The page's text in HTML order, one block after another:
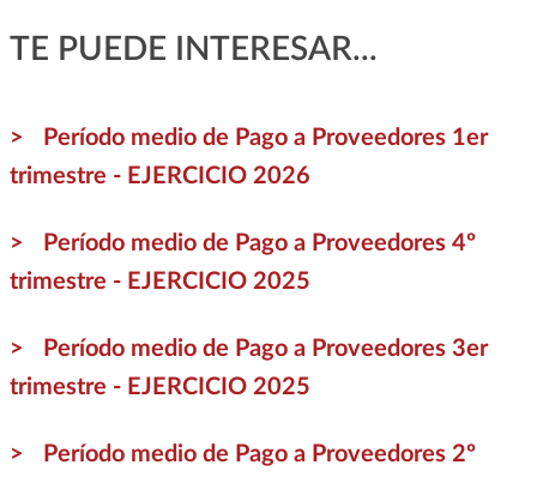
TE PUEDE INTERESAR...
Período medio de Pago a Proveedores 1er
trimestre - EJERCICIO 2026
Período medio de Pago a Proveedores 4º
trimestre - EJERCICIO 2025
Período medio de Pago a Proveedores 3er
trimestre - EJERCICIO 2025
Período medio de Pago a Proveedores 2º